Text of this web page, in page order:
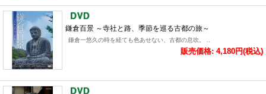
鎌倉百景 ～寺社と路、季節を巡る古都の旅～
鎌倉一悠久の時を経ても色あせない、古都の息吹。 ..
販売価格: 4,180円(税込)